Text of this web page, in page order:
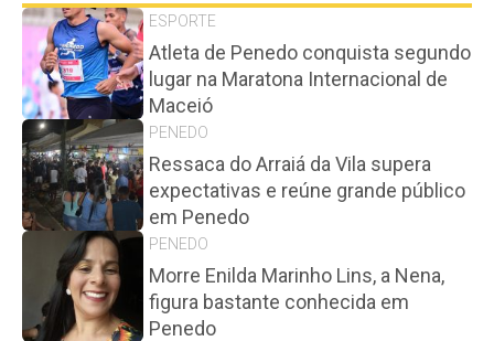
ESPORTE
Atleta de Penedo conquista segundo
lugar na Maratona Internacional de
Maceió
PENEDO
Ressaca do Arraiá da Vila supera
expectativas e reúne grande público
em Penedo
PENEDO
Morre Enilda Marinho Lins, a Nena,
figura bastante conhecida em
Penedo